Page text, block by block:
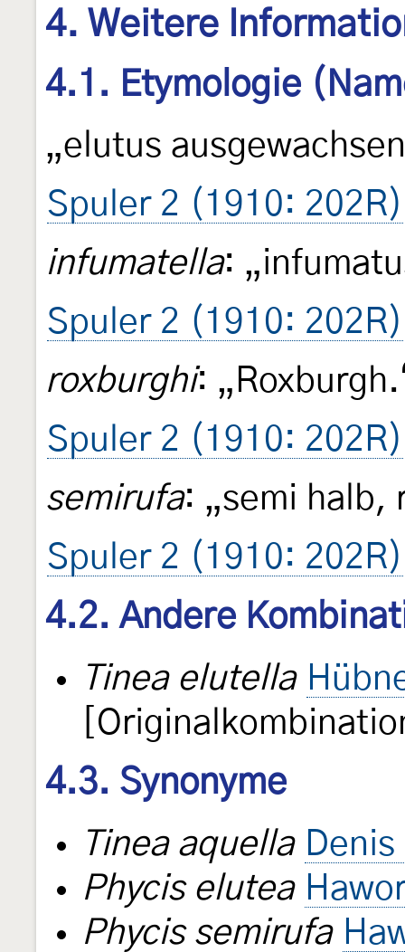
4. Weitere
4.1. Etymologie
„elutus
Spuler 2 (1910: 202R)
infumatella:
Spuler 2 (1910: 202R)
roxburghi:
Spuler 2 (1910: 202R)
semirufa: „semi halb,
Spuler 2 (1910: 202R)
4.2. Andere
Tinea elutella
4.3. Synonyme
Tinea aquella
Phycis elutea
Phycis semirufa